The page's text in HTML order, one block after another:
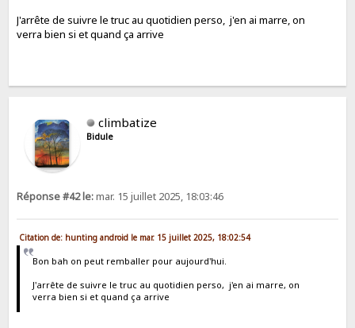
J'arrête de suivre le truc au quotidien perso, j'en ai marre, on
verra bien si et quand ça arrive
climbatize
Bidule
Réponse #42 le:mar. 15 juillet 2025, 18:03:46
Citation de: hunting android le mar. 15 juillet 2025, 18:02:54
Bon bah on peut remballer pour aujourd'hui.
J'arrête de suivre le truc au quotidien perso, j'en ai marre, on
verra bien si et quand ça arrive